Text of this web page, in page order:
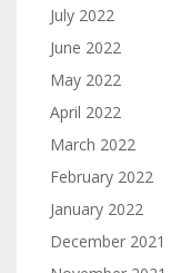
July 2022
June 2022
May 2022
April 2022
March 2022
February 2022
January 2022
December 2021